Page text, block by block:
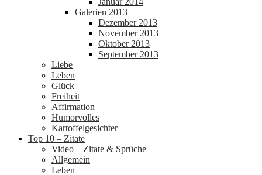
Galerien 2013
Dezember 2013
November 2013
Oktober 2013
September 2013
Liebe
Leben
Glück
Freiheit
Affirmation
Humorvolles
Kartoffelgesichter
Top 10 – Zitate
Video – Zitate & Sprüche
Allgemein
Leben